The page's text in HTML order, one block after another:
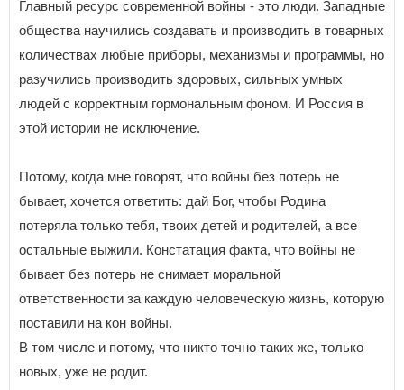
Главный ресурс современной войны - это люди. Западные
общества научились создавать и производить в товарных
количествах любые приборы, механизмы и программы, но
разучились производить здоровых, сильных умных
людей с корректным гормональным фоном. И Россия в
этой истории не исключение.
Потому, когда мне говорят, что войны без потерь не
бывает, хочется ответить: дай Бог, чтобы Родина
потеряла только тебя, твоих детей и родителей, а все
остальные выжили. Констатация факта, что войны не
бывает без потерь не снимает моральной
ответственности за каждую человеческую жизнь, которую
поставили на кон войны.
В том числе и потому, что никто точно таких же, только
новых, уже не родит.